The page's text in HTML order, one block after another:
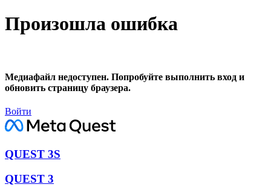
Произошла ошибка
Медиафайл недоступен. Попробуйте выполнить вход и
обновить страницу браузера.
Войти
QUEST 3S
QUEST 3